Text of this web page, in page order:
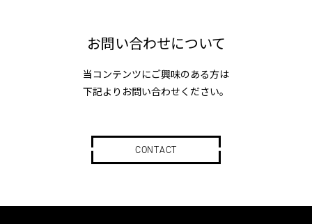
お問い合わせについて
当コンテンツにご興味のある方は
下記よりお問い合わせください。
CONTACT